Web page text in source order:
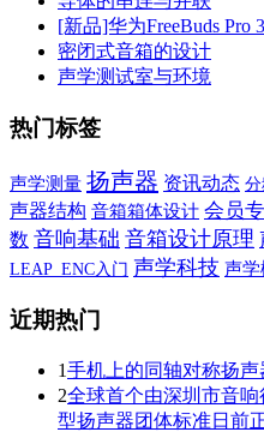
[新品]华为FreeBuds Pro
密闭式音箱的设计
声学测试室与环境
热门标签
声学测量 扬声器 资讯动态
声器结构 音箱箱体设计 会员
数 音响基础 音箱设计原理
LEAP_ENC入门 声学科技 声学
近期热门
1手机上的同轴对称扬声
2全球首个由深圳市音
型扬声器团体标准日前